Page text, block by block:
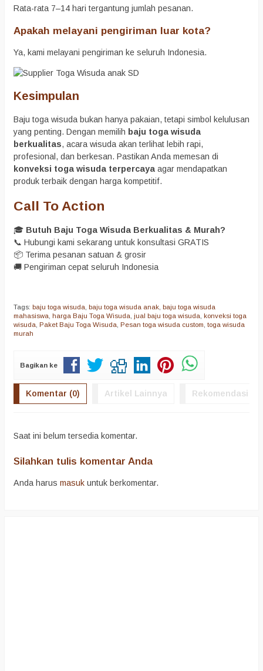
Rata-rata 7–14 hari tergantung jumlah pesanan.
Apakah melayani pengiriman luar kota?
Ya, kami melayani pengiriman ke seluruh Indonesia.
Kesimpulan
Baju toga wisuda bukan hanya pakaian, tetapi simbol kelulusan
yang penting. Dengan memilih baju toga wisuda
berkualitas, acara wisuda akan terlihat lebih rapi,
profesional, dan berkesan. Pastikan Anda memesan di
konveksi toga wisuda terpercaya agar mendapatkan
produk terbaik dengan harga kompetitif.
Call To Action
🎓 Butuh Baju Toga Wisuda Berkualitas & Murah?
📞 Hubungi kami sekarang untuk konsultasi GRATIS
📦 Terima pesanan satuan & grosir
🚚 Pengiriman cepat seluruh Indonesia
Tags: baju toga wisuda baju toga wisuda anak baju toga wisuda
mahasiswa harga Baju Toga Wisuda jual baju toga wisuda konveksi toga
wisuda Paket Baju Toga Wisuda Pesan toga wisuda custom toga wisuda
murah
Bagikan ke
Komentar (0) Artikel Lainnya Rekomendasi
Saat ini belum tersedia komentar.
Silahkan tulis komentar Anda
Anda harus masuk untuk berkomentar.